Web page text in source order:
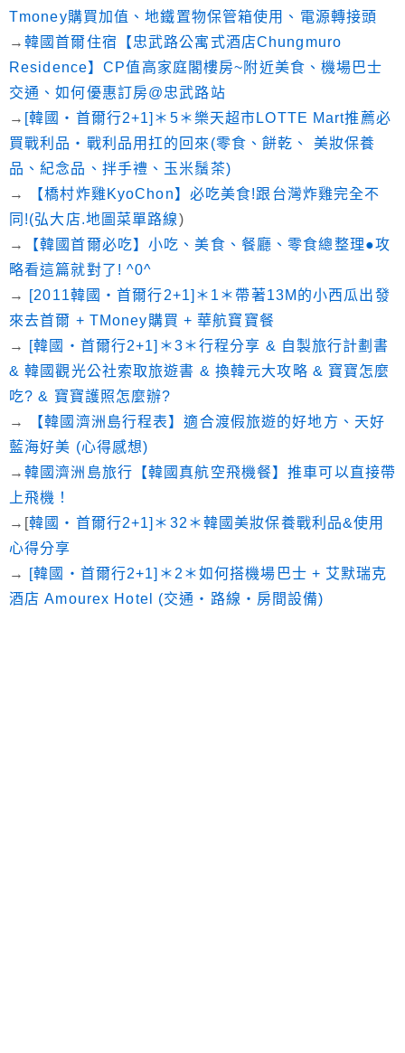
Tmoney購買加值、地鐵置物保管箱使用、電源轉接頭
→韓國首爾住宿【忠武路公寓式酒店Chungmuro
Residence】CP值高家庭閣樓房~附近美食、機場巴士
交通、如何優惠訂房@忠武路站
→ [韓國‧首爾行2+1]＊5＊樂天超市LOTTE Mart推薦必
買戰利品‧戰利品用扛的回來(零食、餅乾、 美妝保養
品、紀念品、拌手禮、玉米鬚茶)
→
【橋村炸雞KyoChon】必吃美食!跟台灣炸雞完全不
同!(弘大店.地圖菜單路線)
→
【韓國首爾必吃】小吃、美食、餐廳、零食總整理●攻
略看這篇就對了! ^0^
→
[2011韓國‧首爾行2+1]＊1＊帶著13M的小西瓜出發
來去首爾 + TMoney購買 + 華航寶寶餐
→
[韓國‧首爾行2+1]＊3＊行程分享 & 自製旅行計劃書
& 韓國觀光公社索取旅遊書 & 換韓元大攻略 & 寶寶怎麼
吃? & 寶寶護照怎麼辦?
→
【韓國濟洲島行程表】適合渡假旅遊的好地方、天好
藍海好美 (心得感想)
→韓國濟洲島旅行【韓國真航空飛機餐】推車可以直接帶
上飛機！
→[韓國‧首爾行2+1]＊32＊韓國美妝保養戰利品&使用
心得分享
→
[韓國‧首爾行2+1]＊2＊如何搭機場巴士 + 艾默瑞克
酒店 Amourex Hotel (交通‧路線‧房間設備)